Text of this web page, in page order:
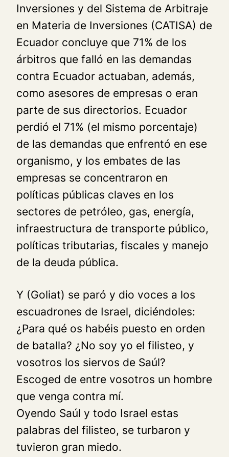
Inversiones y del Sistema de Arbitraje
en Materia de Inversiones (CATISA) de
Ecuador concluye que 71% de los
árbitros que falló en las demandas
contra Ecuador actuaban, además,
como asesores de empresas o eran
parte de sus directorios. Ecuador
perdió el 71% (el mismo porcentaje)
de las demandas que enfrentó en ese
organismo, y los embates de las
empresas se concentraron en
políticas públicas claves en los
sectores de petróleo, gas, energía,
infraestructura de transporte público,
políticas tributarias, fiscales y manejo
de la deuda pública.
Y (Goliat) se paró y dio voces a los
escuadrones de Israel, diciéndoles:
¿Para qué os habéis puesto en orden
de batalla? ¿No soy yo el filisteo, y
vosotros los siervos de Saúl?
Escoged de entre vosotros un hombre
que venga contra mí.
Oyendo Saúl y todo Israel estas
palabras del filisteo, se turbaron y
tuvieron gran miedo.